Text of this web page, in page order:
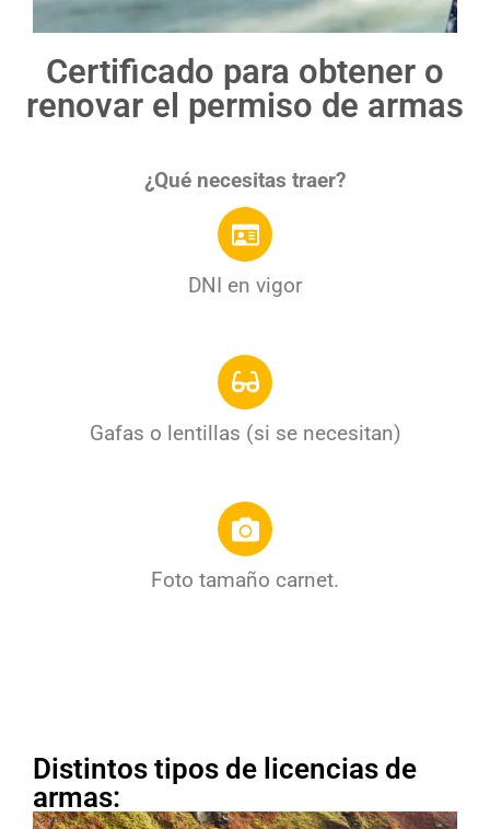
Psicotécnico para
licencia de armas en
Valladolid
¡Por tan solo 30€!
Certificado para obtener o
renovar el permiso de armas
¿Qué necesitas traer?
DNI en vigor
Gafas o lentillas (si se necesitan)
Foto tamaño carnet.
Distintos tipos de licencias de
armas: